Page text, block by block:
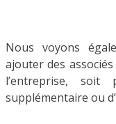
Nous voyons
ajouter des
l’entreprise, soit
supplémentaire ou